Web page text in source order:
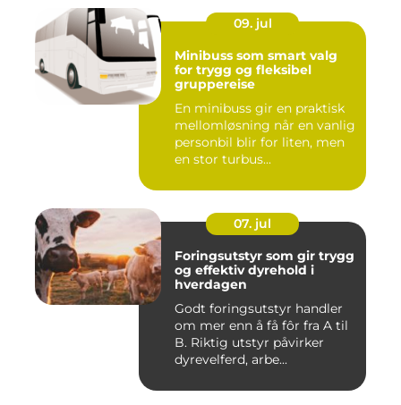
09. jul
Minibuss som smart valg
for trygg og fleksibel
gruppereise
En minibuss gir en praktisk
mellomløsning når en vanlig
personbil blir for liten, men
en stor turbus...
07. jul
Foringsutstyr som gir trygg
og effektiv dyrehold i
hverdagen
Godt foringsutstyr handler
om mer enn å få fôr fra A til
B. Riktig utstyr påvirker
dyrevelferd, arbe...